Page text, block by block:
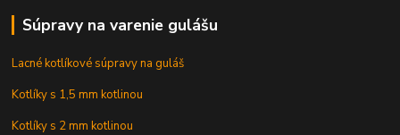
Súpravy na varenie gulášu
Lacné kotlíkové súpravy na guláš
Kotlíky s 1,5 mm kotlinou
Kotlíky s 2 mm kotlinou